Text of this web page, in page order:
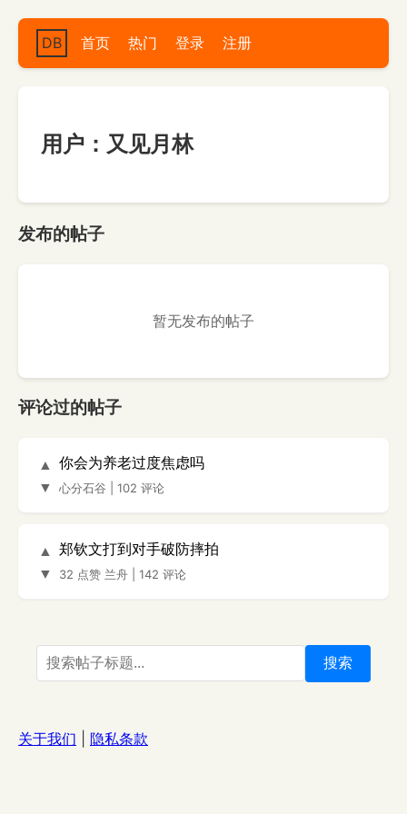
DB 首页 热门 登录 注册
用户：又见月林
发布的帖子
暂无发布的帖子
评论过的帖子
▲
▼
你会为养老过度焦虑吗
心分石谷 102 评论
▲
▼
郑钦文打到对手破防摔拍
32 点赞 兰舟 142 评论
搜索
关于我们 隐私条款